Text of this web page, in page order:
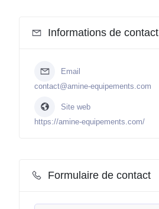
Informations de contact
Email
contact@amine-equipements.com
Site web
https://amine-equipements.com/
Formulaire de contact